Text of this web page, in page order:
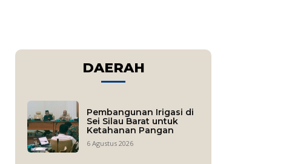
DAERAH
Pembangunan Irigasi di
Sei Silau Barat untuk
Ketahanan Pangan
6 Agustus 2026